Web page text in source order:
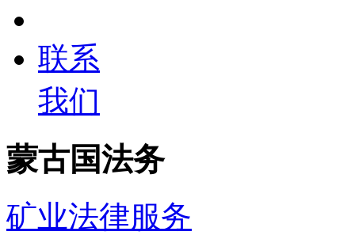
联系
我们
蒙古国法务
矿业法律服务